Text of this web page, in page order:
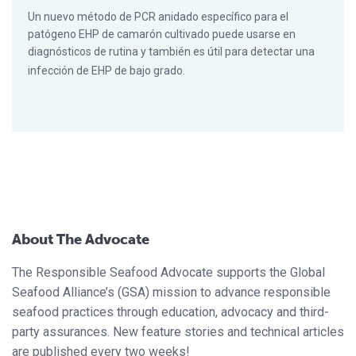
Un nuevo método de PCR anidado específico para el
patógeno EHP de camarón cultivado puede usarse en
diagnósticos de rutina y también es útil para detectar una
infección de EHP de bajo grado.
About The Advocate
The Responsible Seafood Advocate supports the Global
Seafood Alliance’s (GSA) mission to advance responsible
seafood practices through education, advocacy and third-
party assurances. New feature stories and technical articles
are published every two weeks!